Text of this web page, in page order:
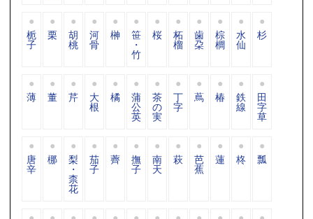
栀
子
栗 胡
桃
河
骨
榊 笹
・
竹
桜 柘
榴
歯
朶
棕
櫚
水
仙
杉
薄 董 芹 大
根
橘 蒲
公
英
茶
の
実
丁
字
蔦 椿 鉄
線
田
字
草
唐
辛
梛 梨
・
柰
花
茄
子
薺 撫
子
南
天
萩 芭
蕉
蓮 柊 瓢